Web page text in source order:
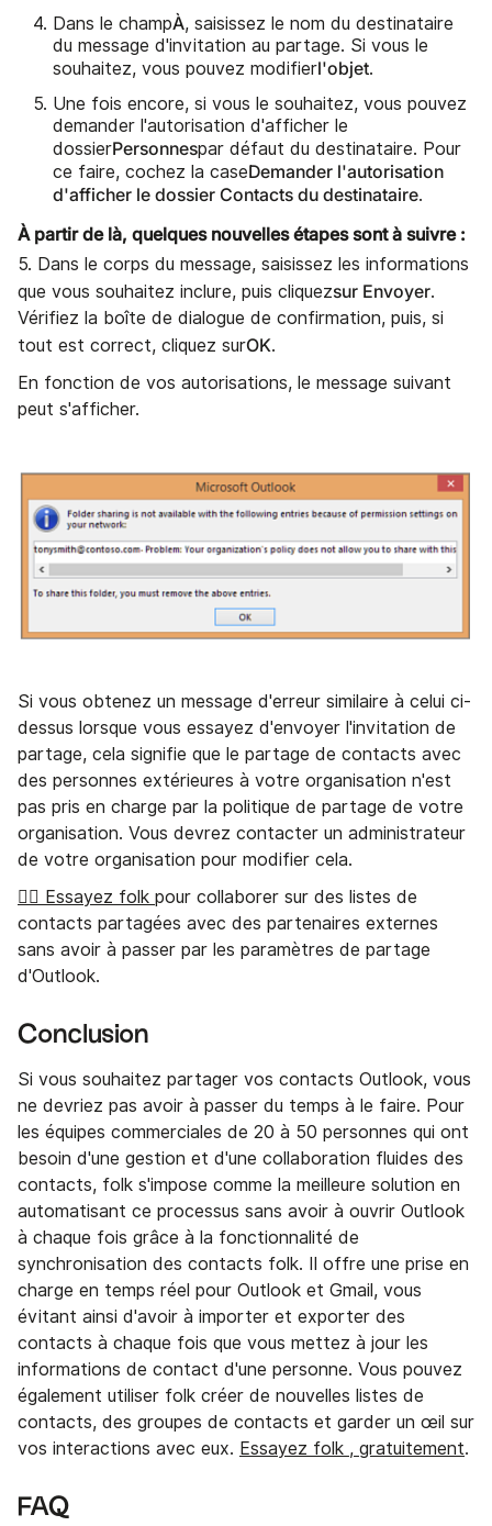
Dans le champÀ, saisissez le nom du destinataire
du message d'invitation au partage. Si vous le
souhaitez, vous pouvez modifierl'objet.
Une fois encore, si vous le souhaitez, vous pouvez
demander l'autorisation d'afficher le
dossierPersonnespar défaut du destinataire. Pour
ce faire, cochez la caseDemander l'autorisation
d'afficher le dossier Contacts du destinataire.
À partir de là, quelques nouvelles étapes sont à suivre :
5. Dans le corps du message, saisissez les informations
que vous souhaitez inclure, puis cliquezsur Envoyer.
Vérifiez la boîte de dialogue de confirmation, puis, si
tout est correct, cliquez surOK.
En fonction de vos autorisations, le message suivant
peut s'afficher.
Si vous obtenez un message d'erreur similaire à celui ci-
dessus lorsque vous essayez d'envoyer l'invitation de
partage, cela signifie que le partage de contacts avec
des personnes extérieures à votre organisation n'est
pas pris en charge par la politique de partage de votre
organisation. Vous devrez contacter un administrateur
de votre organisation pour modifier cela.
👉🏼 Essayez folk pour collaborer sur des listes de
contacts partagées avec des partenaires externes
sans avoir à passer par les paramètres de partage
d'Outlook.
Conclusion
Si vous souhaitez partager vos contacts Outlook, vous
ne devriez pas avoir à passer du temps à le faire. Pour
les équipes commerciales de 20 à 50 personnes qui ont
besoin d'une gestion et d'une collaboration fluides des
contacts, folk s'impose comme la meilleure solution en
automatisant ce processus sans avoir à ouvrir Outlook
à chaque fois grâce à la fonctionnalité de
synchronisation des contacts folk. Il offre une prise en
charge en temps réel pour Outlook et Gmail, vous
évitant ainsi d'avoir à importer et exporter des
contacts à chaque fois que vous mettez à jour les
informations de contact d'une personne. Vous pouvez
également utiliser folk créer de nouvelles listes de
contacts, des groupes de contacts et garder un œil sur
vos interactions avec eux. Essayez folk , gratuitement.
FAQ